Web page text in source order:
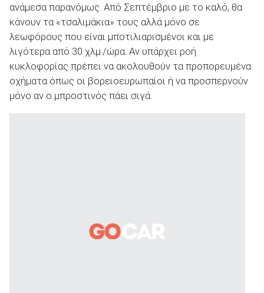
ανάμεσα παρανόμως. Από Σεπτέμβριο με το καλό, θα
κάνουν τα «τσαλιμάκια» τους αλλά μόνο σε
λεωφόρους που είναι μποτιλιαρισμένοι και με
λιγότερα από 30 χλμ./ώρα. Αν υπάρχει ροή
κυκλοφορίας πρέπει να ακολουθούν τα προπορευμένα
οχήματα όπως οι βορειοευρωπαίοι ή να προσπερνούν
μόνο αν ο μπροστινός πάει σιγά.